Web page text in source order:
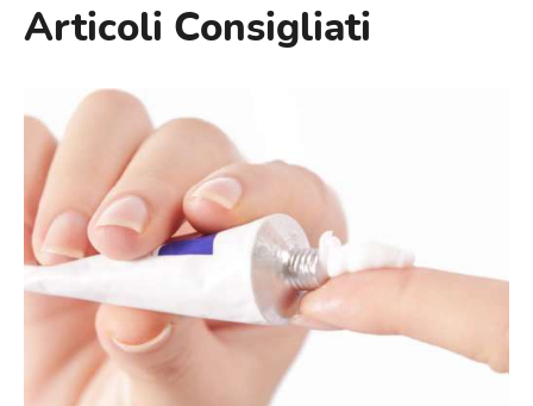
Articoli Consigliati